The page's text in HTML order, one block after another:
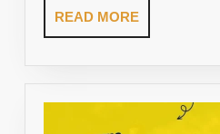
READ MOREREAD
MORE